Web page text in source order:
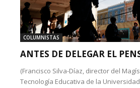
COLUMNISTAS
ANTES DE DELEGAR EL
(Francisco Silva-Díaz, director del
Tecnología Educativa de la